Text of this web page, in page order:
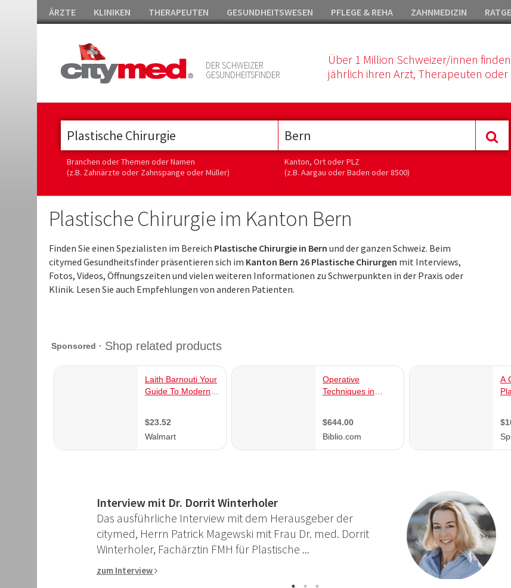
ÄRZTE KLINIKEN THERAPEUTEN GESUNDHEITSWESEN PFLEGE & REHA ZAHNMEDIZIN
DER SCHWEIZER
GESUNDHEITSFINDER
Über 1 Million Schweizer/innen
jährlich ihren Arzt, Therapeuten oder
Branchen oder Themen oder Namen
(z.B. Zahnärzte oder Zahnspange oder Müller)
Kanton, Ort oder PLZ
(z.B. Aargau oder Baden oder 8500)
Plastische Chirurgie im Kanton Bern
Finden Sie einen Spezialisten im Bereich Plastische Chirurgie in Bern und der ganzen Schweiz. Beim
citymed Gesundheitsfinder präsentieren sich im Kanton Bern 26 Plastische Chirurgen mit Interviews,
Fotos, Videos, Öffnungszeiten und vielen weiteren Informationen zu Schwerpunkten in der Praxis oder
Klinik. Lesen Sie auch Empfehlungen von anderen Patienten.
Interview mit Dr. Andreas Tschopp
Das ausführliche Interview mit dem Herausgeber der
citymed, Herrn Patrick Magewski mit Herrn Dr. med.
Andreas Tschopp, Facharzt FMH für Plastische ...